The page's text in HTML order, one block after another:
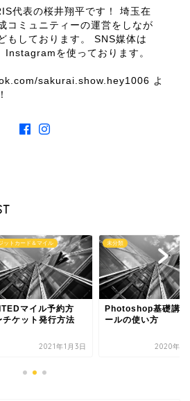
代表の桜井翔平です！ 埼玉在
コミュニティーの運営をしなが
もしております。 SNS媒体は
を使っております。
sakurai.show.hey1006 よ
ットカード＆マイル
マイル予約方
チケット発行方法
2021年1月3日
未分類
Photoshop基礎講
ールの使い方
2020年7